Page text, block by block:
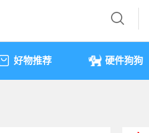
好物推荐 硬件狗狗